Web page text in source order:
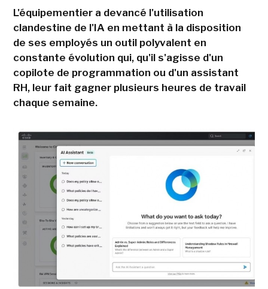
L'équipementier a devancé l'utilisation
clandestine de l'IA en mettant à la disposition
de ses employés un outil polyvalent en
constante évolution qui, qu'il s'agisse d'un
copilote de programmation ou d'un assistant
RH, leur fait gagner plusieurs heures de travail
chaque semaine.